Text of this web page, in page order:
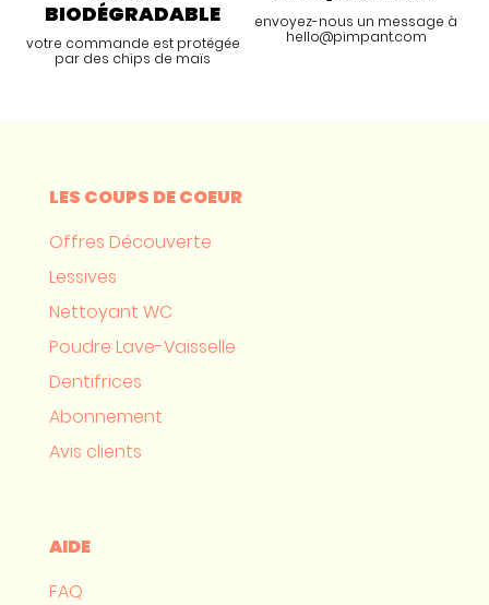
BIODÉGRADABLE
votre commande est protégée
par des chips de maïs
envoyez-nous un message à
hello@pimpant.com
LES COUPS DE COEUR
Offres Découverte
Lessives
Nettoyant WC
Poudre Lave-Vaisselle
Dentifrices
Abonnement
Avis clients
AIDE
FAQ